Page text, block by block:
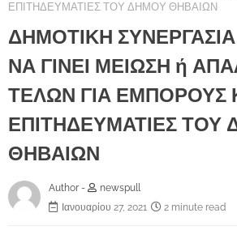
ΕΠΙΤΗΔΕΥΜΑΤΙΕΣ ΤΟΥ ΔΗΜΟΥ ΘΗΒΑΙΩΝ
ΔΗΜΟΤΙΚΗ
ΝΑ ΓΙΝΕΙ ΜΕΙΩΣΗ ή
ΤΕΛΩΝ ΓΙΑ ΕΜΠΟΡΟΥΣ
ΕΠΙΤΗΔΕΥΜΑΤΙΕΣ ΤΟΥ
ΘΗΒΑΙΩΝ
Author -
newspull
Ιανουαρίου 27, 2021
2 minute read